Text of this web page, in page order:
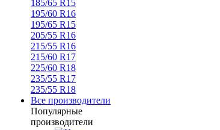
185/65 R15
195/60 R16
195/65 R15
205/55 R16
215/55 R16
215/60 R17
225/60 R18
235/55 R17
235/55 R18
Все производители
Популярные
производители